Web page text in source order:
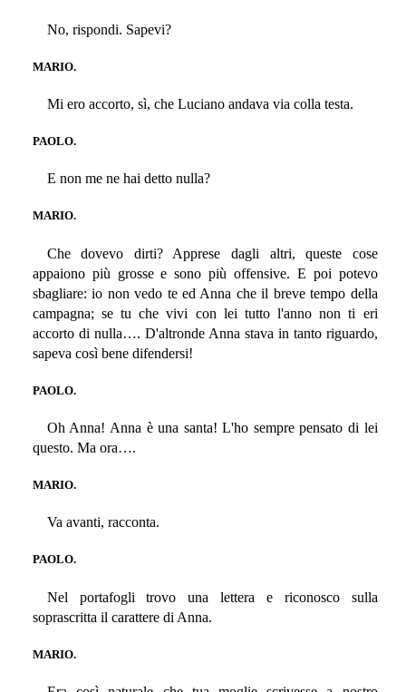
No, rispondi. Sapevi?
MARIO.
Mi ero accorto, sì, che Luciano andava via colla testa.
PAOLO.
E non me ne hai detto nulla?
MARIO.
Che dovevo dirti? Apprese dagli altri, queste cose
appaiono più grosse e sono più offensive. E poi potevo
sbagliare: io non vedo te ed Anna che il breve tempo della
campagna; se tu che vivi con lei tutto l'anno non ti eri
accorto di nulla…. D'altronde Anna stava in tanto riguardo,
sapeva così bene difendersi!
PAOLO.
Oh Anna! Anna è una santa! L'ho sempre pensato di lei
questo. Ma ora….
MARIO.
Va avanti, racconta.
PAOLO.
Nel portafogli trovo una lettera e riconosco sulla
soprascritta il carattere di Anna.
MARIO.